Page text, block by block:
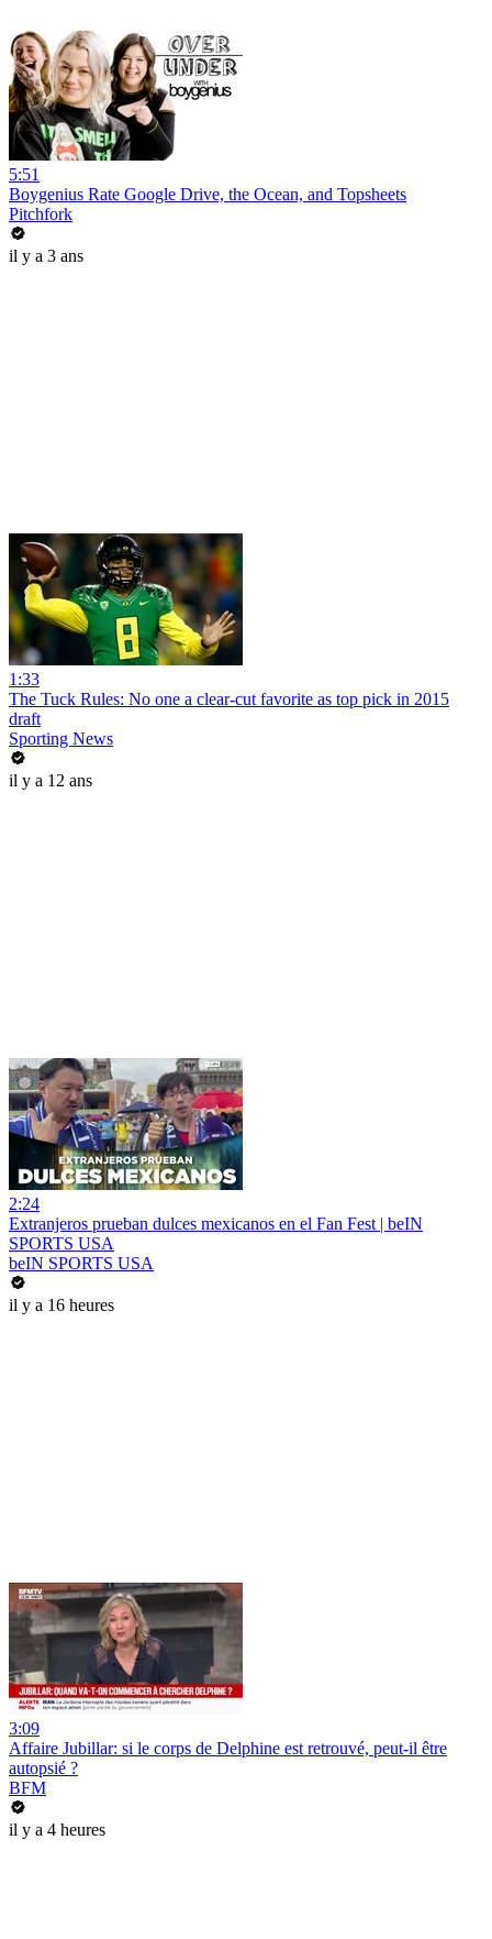
5:51
Boygenius Rate Google Drive, the Ocean, and Topsheets
Pitchfork
il y a 3 ans
1:33
The Tuck Rules: No one a clear-cut favorite as top pick in 2015
draft
Sporting News
il y a 12 ans
2:24
Extranjeros prueban dulces mexicanos en el Fan Fest | beIN
SPORTS USA
beIN SPORTS USA
il y a 16 heures
3:09
Affaire Jubillar: si le corps de Delphine est retrouvé, peut-il être
autopsié ?
BFM
il y a 4 heures